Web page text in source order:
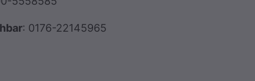
: 0176-22145965